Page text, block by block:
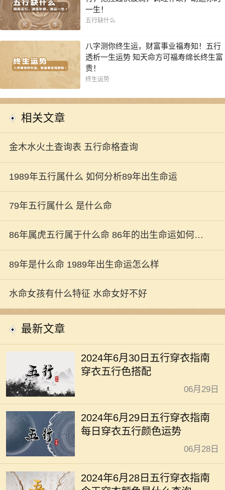
一生！
五行缺什么
八字测你终生运，财富事业福寿知！五行
透析一生运势 知天命方可福寿绵长终生富
贵！
终生运势
相关文章
金木水火土查询表 五行命格查询
1989年五行属什么 如何分析89年出生命运
79年五行属什么 是什么命
86年属虎五行属于什么命 86年的出生命运如何解
析
89年是什么命 1989年出生命运怎么样
水命女孩有什么特征 水命女好不好
最新文章
2024年6月30日五行穿衣指南
穿衣五行色搭配
06月29日
2024年6月29日五行穿衣指南
每日穿衣五行颜色运势
06月28日
2024年6月28日五行穿衣指南